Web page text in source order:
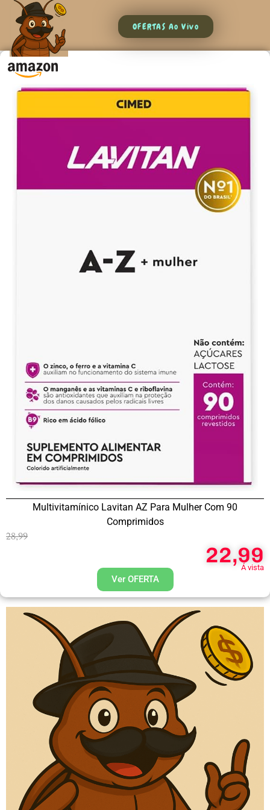
OFERTAS Ao Vivo
Multivitamínico Lavitan AZ Para Mulher Com 90
Comprimidos
28,99
22,99
Á vista
Ver OFERTA